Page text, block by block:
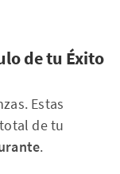
de tu Éxito
Estas
de tu
.